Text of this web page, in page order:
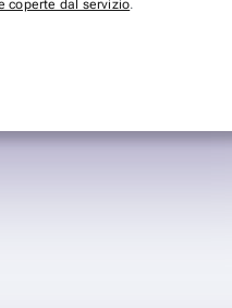
coperte dal servizio.